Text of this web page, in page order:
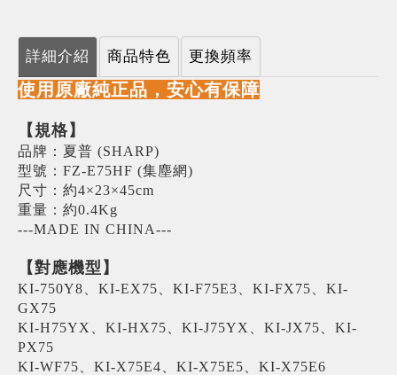
詳細介紹 商品特色 更換頻率
使用原廠純正品，安心有保障
【規格】
品牌：夏普 (SHARP)
型號：FZ-E75HF (集塵網)
尺寸：約4×23×45cm
重量：約0.4Kg
---MADE IN CHINA---
【對應機型】
KI-750Y8、KI-EX75、KI-F75E3、KI-FX75、KI-
GX75
KI-H75YX、KI-HX75、KI-J75YX、KI-JX75、KI-
PX75
KI-WF75、KI-X75E4、KI-X75E5、KI-X75E6